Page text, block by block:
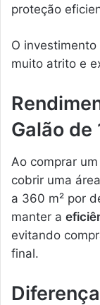
proteção
O
muito atrito e
Galão de
Ao comprar
cobrir uma
a 360 m² por
manter a
evitando
final.